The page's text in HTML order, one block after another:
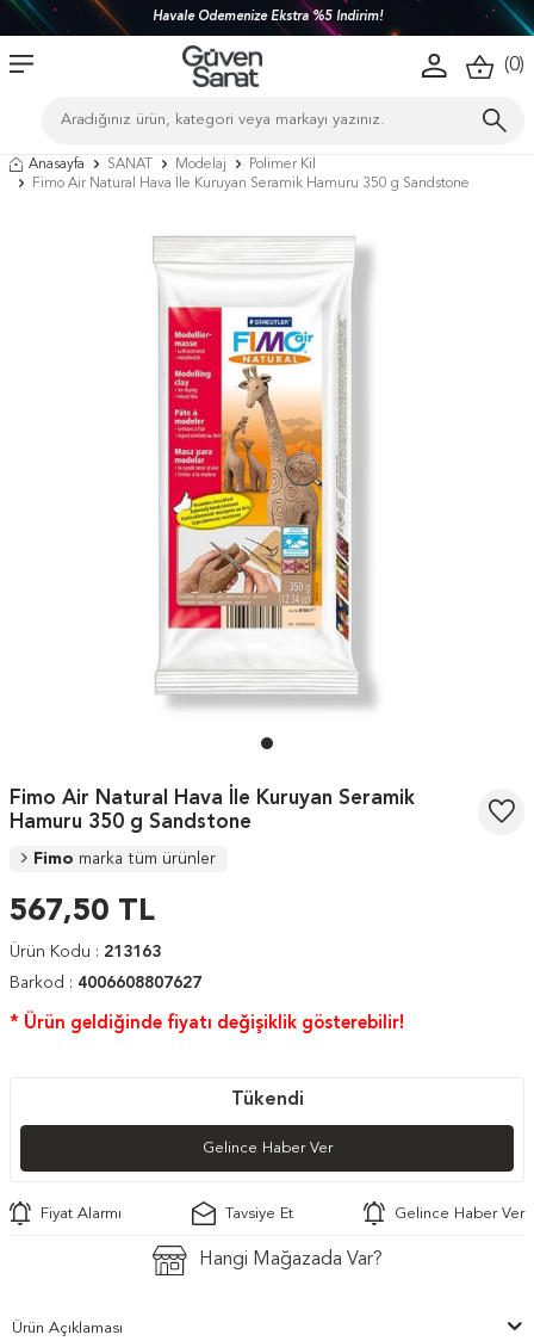
Havale Ödemenize Ekstra %5 İndirim!
(0)
Anasayfa SANAT Modelaj
Polimer Kil
Fimo Air Natural Hava İle Kuruyan Seramik Hamuru 350 g Sandstone
Fimo Air Natural Hava İle Kuruyan Seramik
Hamuru 350 g Sandstone
Fimo marka tüm ürünler
567,50 TL
Ürün Kodu : 213163
Barkod : 4006608807627
* Ürün geldiğinde fiyatı değişiklik gösterebilir!
Tükendi
Gelince Haber Ver
Fiyat Alarmı Tavsiye Et Gelince Haber Ver
Hangi Mağazada Var?
Ürün Açıklaması